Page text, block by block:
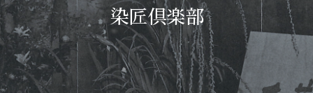
染匠倶楽部